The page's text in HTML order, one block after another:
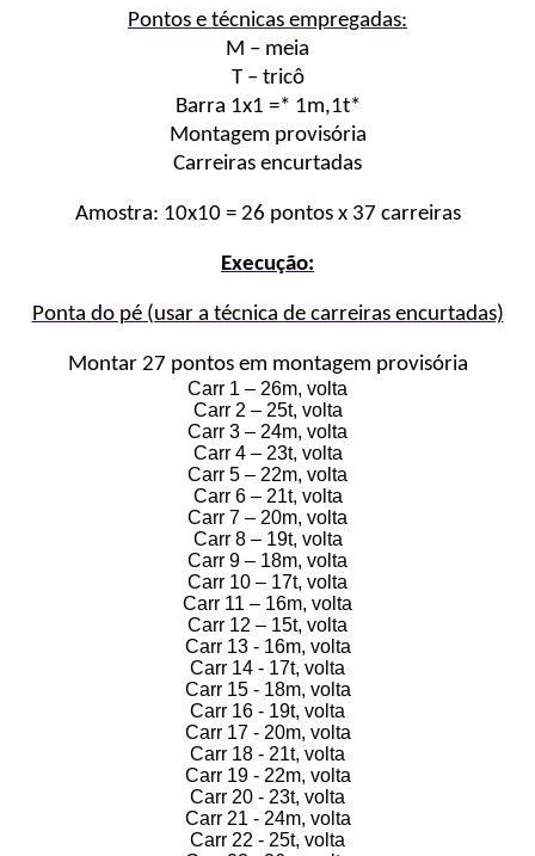
Pontos e técnicas empregadas:
M – meia
T – tricô
Barra 1x1 =* 1m,1t*
Montagem provisória
Carreiras encurtadas
Amostra: 10x10 = 26 pontos x 37 carreiras
Execução:
Ponta do pé (usar a técnica de carreiras encurtadas)
Montar 27 pontos em montagem provisória
Carr 1 – 26m, volta
Carr 2 – 25t, volta
Carr 3 – 24m, volta
Carr 4 – 23t, volta
Carr 5 – 22m, volta
Carr 6 – 21t, volta
Carr 7 – 20m, volta
Carr 8 – 19t, volta
Carr 9 – 18m, volta
Carr 10 – 17t, volta
Carr 11 – 16m, volta
Carr 12 – 15t, volta
Carr 13 - 16m, volta
Carr 14 - 17t, volta
Carr 15 - 18m, volta
Carr 16 - 19t, volta
Carr 17 - 20m, volta
Carr 18 - 21t, volta
Carr 19 - 22m, volta
Carr 20 - 23t, volta
Carr 21 - 24m, volta
Carr 22 - 25t, volta